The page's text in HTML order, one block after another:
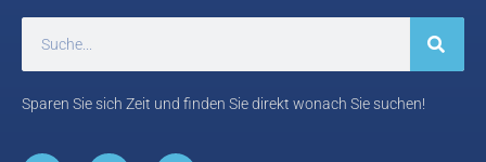
Sparen Sie sich Zeit und finden Sie direkt wonach Sie suchen!